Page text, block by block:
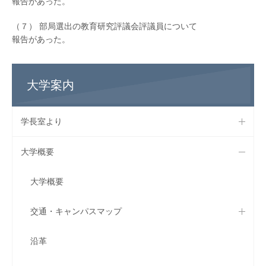
（７） 部局選出の教育研究評議会評議員について
報告があった。
大学案内
学長室より
大学概要
大学概要
交通・キャンパスマップ
沿革